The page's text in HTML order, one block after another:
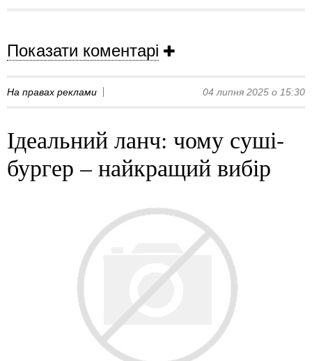
Показати коментарі
На правах реклами 04 липня 2025 о 15:30
Ідеальний ланч: чому суші-
бургер – найкращий вибір